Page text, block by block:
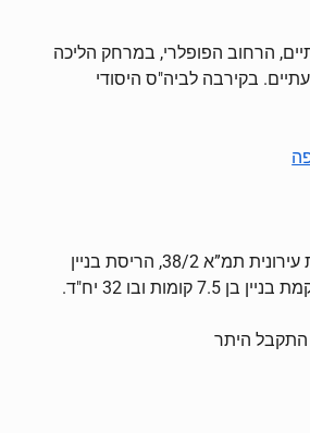
12 גבעתיים, הרחוב הפופלרי, במרחק הליכה
בקירבה לביה"ס היסודי
במסגרת התחדשות עירונית תמ”א 38/2, הריסת בניין
התקבל היתר